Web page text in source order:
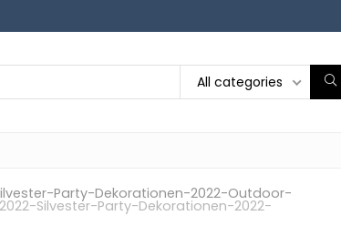
All categories
Party-Dekorationen-2022-Outdoor-
Silvester-Party-Dekorationen-2022-